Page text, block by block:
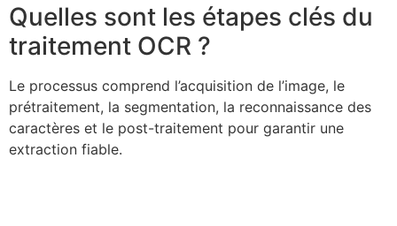
Quelles sont les étapes clés du
traitement OCR ?
Le processus comprend l’acquisition de l’image, le
prétraitement, la segmentation, la reconnaissance des
caractères et le post-traitement pour garantir une
extraction fiable.